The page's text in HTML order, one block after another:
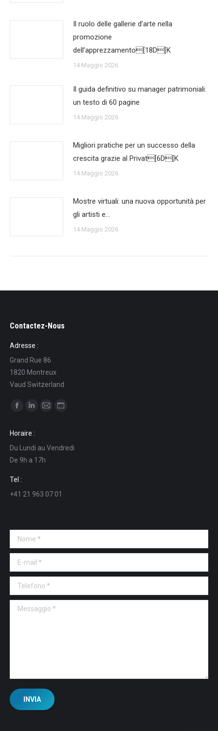
Il ruolo delle gallerie d’arte nella
promozione
dell’apprezzamento[18D[K
14 Maggio 2026
Il guida definitivo su manager patrimoniali:
un testo di 60 pagine
14 Maggio 2026
Migliori pratiche per un successo della
crescita grazie al Privat[6D[K
14 Maggio 2026
Mostre virtuali: una nuova opportunità per
gli artisti e…
14 Maggio 2026
Contactez-Nous
Adresse :
Grand Rue 86
1820 Montreux
Vaud Switzerland
Ci puoi trovare su:
opens
in
new
window
opens
in
new
in
opens
Horaire :
Du Lundi au Vendredi
De 9h a 17h
Tel :
+41 21 963 07 01
Nome *
E-mail *
Telefono *
Messaggio *
INVIA